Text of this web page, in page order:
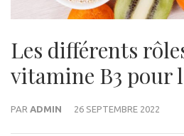
Les différents
vitamine B3 pour
PAR ADMIN 26 SEPTEMBRE 2022